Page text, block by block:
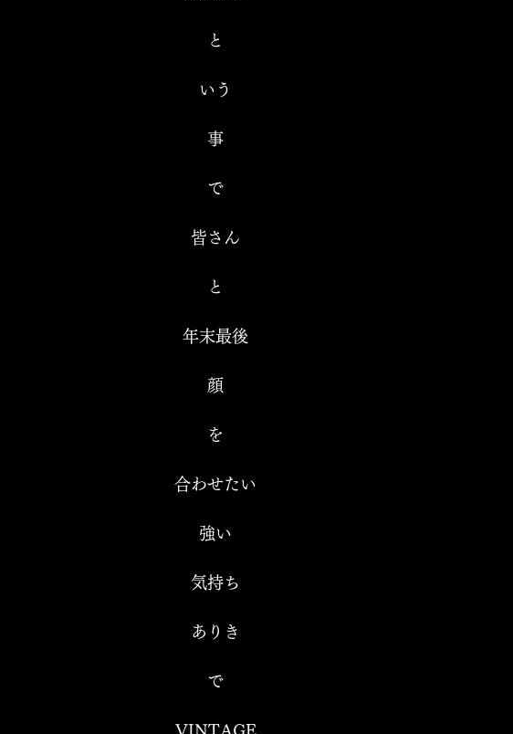
と
いう
事
で
皆さん
と
年末最後
顔
を
合わせたい
強い
気持ち
ありき
で
VINTAGE